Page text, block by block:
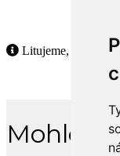
Litujeme, ale tento
Mohlo